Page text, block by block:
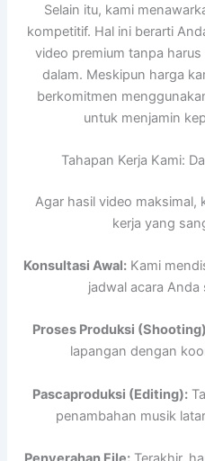
Selain itu, kami
kompetitif. Hal ini berarti
video premium tanpa
dalam. Meskipun harga
berkomitmen
untuk menjamin
Tahapan Kerja Kami:
Agar hasil video maksimal,
kerja yang
Konsultasi Awal:Kami
jadwal acara Anda
Proses Produksi
lapangan dengan
Pascaproduksi (Editing):
penambahan musik